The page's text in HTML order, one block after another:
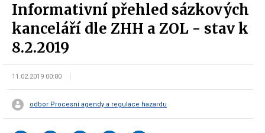
Informativní přehled sázkových
kanceláří dle ZHH a ZOL - stav k
8.2.2019
11.02.2019 00:00
odbor Procesní agendy a regulace hazardu